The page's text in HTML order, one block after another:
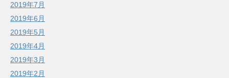
2019年7月
2019年6月
2019年5月
2019年4月
2019年3月
2019年2月